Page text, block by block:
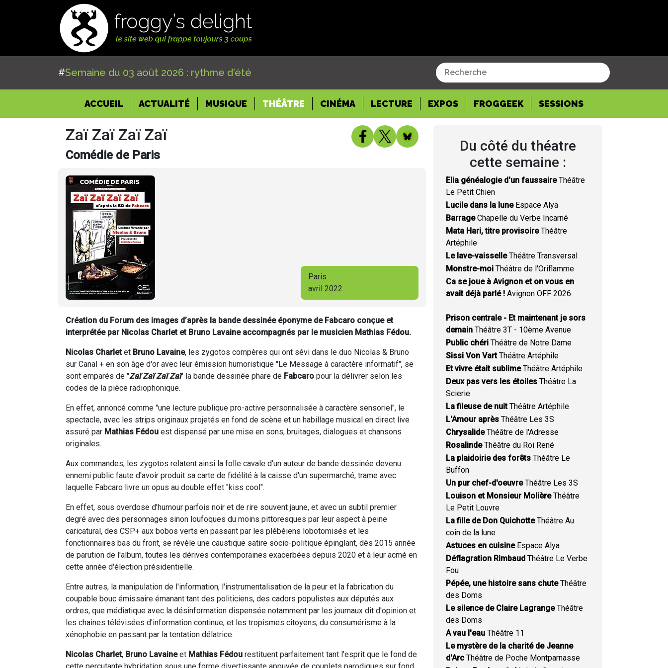
#Semaine du 03 août 2026 : rythme d'été
ACCUEIL(CURRENT)
ACTUALITÉ MUSIQUE THÉÂTRE CINÉMA LECTURE EXPOS FROGGEEK SESSIONS
Zaï Zaï Zaï Zaï
Comédie de Paris
Paris
avril 2022
Création du Forum des images d’après la bande dessinée éponyme de Fabcaro conçue et
interprétée par Nicolas Charlet et Bruno Lavaine accompagnés par le musicien Mathias Fédou.
Nicolas Charletet Bruno Lavaine, les zygotos compères qui ont sévi dans le duo Nicolas & Bruno
sur Canal + en son âge d'or avec leur émission humoristique "Le Message à caractère informatif", se
sont emparés de "Zaï Zaï Zaï Zaï" la bande dessinée phare de Fabcaro pour la délivrer selon les
codes de la pièce radiophonique.
En effet, annoncé comme "une lecture publique pro-active personnalisée à caractère sensoriel", le
spectacle, avec les strips originaux projetés en fond de scène et un habillage musical en direct live
assuré par Mathias Fédou est dispensé par une mise en sons, bruitages, dialogues et chansons
originales.
Aux commandes, les zygotos relatent ainsi la folle cavale d'un auteur de bande dessinée devenu
ennemi public faute d'avoir produit sa carte de fidélité à la caisse d'un supermarché, trame avec
laquelle Fabcaro livre un opus au double effet "kiss cool".
En effet, sous overdose d'humour parfois noir et de rire souvent jaune, et avec un subtil premier
degré avec des personnages sinon loufoques du moins pittoresques par leur aspect à peine
caricatural, des CSP+ aux bobos verts en passant par les plébéiens lobotomisés et les
fonctionnaires bas du front, se révèle une caustique satire socio-politique épinglant, dès 2015 année
de parution de l'album, toutes les dérives contemporaines exacerbées depuis 2020 et à leur acmé en
cette année d'élection présidentielle.
Entre autres, la manipulation de l'information, l'instrumentalisation de la peur et la fabrication du
coupable bouc émissaire émanant tant des politiciens, des cadors populistes aux députés aux
ordres, que médiatique avec la désinformation dispensée notamment par les journaux dit d'opinion et
les chaines télévisées d'information continue, et les tropismes citoyens, du consumérisme à la
xénophobie en passant par la tentation délatrice.
Nicolas Charlet, Bruno Lavaineet Mathias Fédou restituent parfaitement tant l'esprit que le fond de
Du côté du théatre
cette semaine :
Elia généalogie d'un faussaireThéâtre
Le Petit Chien
Lucile dans la luneEspace Alya
BarrageChapelle du Verbe Incarné
Mata Hari, titre provisoireThéâtre
Artéphile
Le lave-vaisselleThéâtre Transversal
Monstre-moi Théâtre de l'Oriflamme
Ca se joue à Avignon et on vous en
avait déjà parlé ! Avignon OFF 2026
Prison centrale - Et maintenant je sors
demain Théâtre 3T - 10ème Avenue
Public chéri Théâtre de Notre Dame
Sissi Von VartThéâtre Artéphile
Et vivre était sublimeThéâtre Artéphile
Deux pas vers les étoiles Théâtre La
Scierie
La fileuse de nuitThéâtre Artéphile
L'Amour après Théâtre Les 3S
ChrysalideThéâtre de l'Adresse
RosalindeThéâtre du Roi René
La plaidoirie des forêts Théâtre Le
Buffon
Un pur chef-d'oeuvreThéâtre Les 3S
Louison et Monsieur MolièreThéâtre
Le Petit Louvre
La fille de Don QuichotteThéâtre Au
coin de la lune
Astuces en cuisineEspace Alya
Déflagration Rimbaud Théâtre Le Verbe
Fou
Pépée, une histoire sans chuteThéâtre
des Doms
Le silence de Claire LagrangeThéâtre
des Doms
A vau l'eau Théâtre 11
Le mystère de la charité de Jeanne
d'Arc Théâtre de Poche Montparnasse